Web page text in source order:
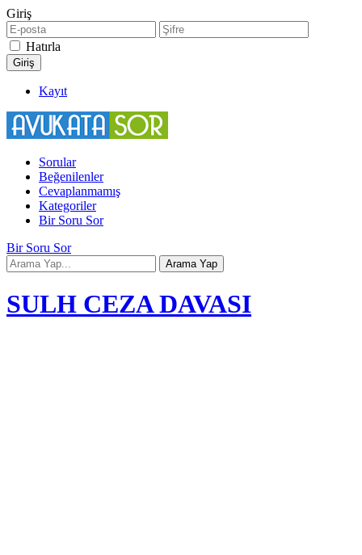
Giriş
Hatırla
Kayıt
Sorular
Beğenilenler
Cevaplanmamış
Kategoriler
Bir Soru Sor
Bir Soru Sor
SULH CEZA DAVASI